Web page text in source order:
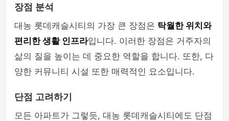
장점 분석
대농 롯데캐슬시티의 가장 큰 장점은 탁월한 위치와
편리한 생활 인프라입니다. 이러한 장점은 거주자의
삶의 질을 높이는 데 중요한 역할을 합니다. 또한, 다
양한 커뮤니티 시설 또한 매력적인 요소입니다.
단점 고려하기
모든 아파트가 그렇듯, 대농 롯데캐슬시티에도 단점